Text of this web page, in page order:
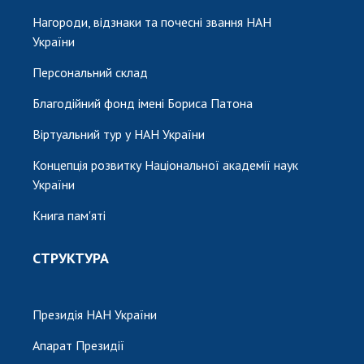
Нагороди, відзнаки та почесні звання НАН
України
Персональний склад
Благодійний фонд імені Бориса Патона
Віртуальний тур у НАН України
Концепція розвитку Національної академії наук
України
Книга пам'яті
СТРУКТУРА
Президія НАН України
Апарат Президії